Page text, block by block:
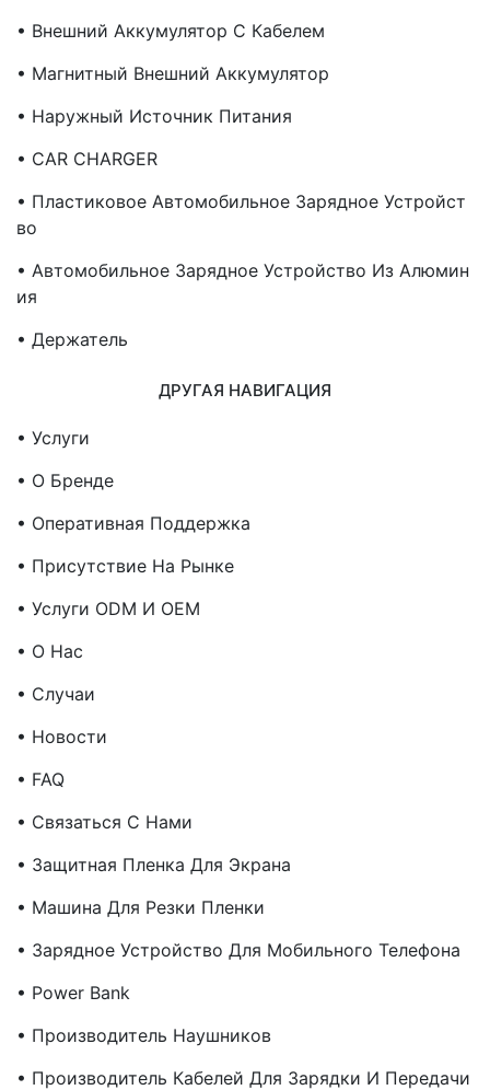
• Внешний Аккумулятор С Кабелем
• Магнитный Внешний Аккумулятор
• Наружный Источник Питания
• CAR CHARGER
• Пластиковое Автомобильное Зарядное Устройст
Во
• Автомобильное Зарядное Устройство Из Алюмин
Ия
• Держатель
ДРУГАЯ НАВИГАЦИЯ
• Услуги
• О Бренде
• Оперативная Поддержка
• Присутствие На Рынке
• Услуги ODM И OEM
• О Нас
• Случаи
• Новости
• FAQ
• Связаться С Нами
• Защитная Пленка Для Экрана
• Машина Для Резки Пленки
• Зарядное Устройство Для Мобильного Телефона
• Power Bank
• Производитель Наушников
• Производитель Кабелей Для Зарядки И Передачи